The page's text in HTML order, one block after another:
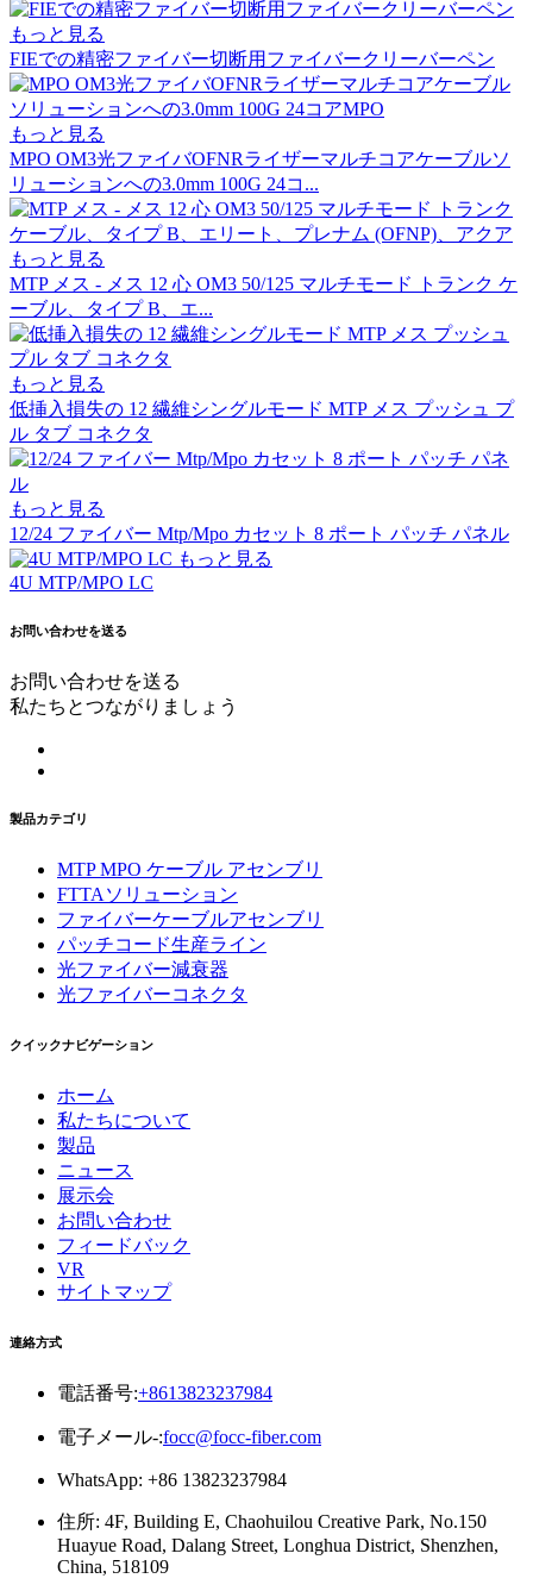
もっと見る
FIEでの精密ファイバー切断用ファイバークリーバーペン
もっと見る
MPO OM3光ファイバOFNRライザーマルチコアケーブルソ
リューションへの3.0mm 100G 24コ...
もっと見る
MTP メス - メス 12 心 OM3 50/125 マルチモード トランク ケ
ーブル、タイプ B、エ...
もっと見る
低挿入損失の 12 繊維シングルモード MTP メス プッシュ プ
ル タブ コネクタ
もっと見る
12/24 ファイバー Mtp/Mpo カセット 8 ポート パッチ パネル
もっと見る
4U MTP/MPO LC
お問い合わせを送る
お問い合わせを送る
私たちとつながりましょう
製品カテゴリ
MTP MPO ケーブル アセンブリ
FTTAソリューション
ファイバーケーブルアセンブリ
パッチコード生産ライン
光ファイバー減衰器
光ファイバーコネクタ
クイックナビゲーション
ホーム
私たちについて
製品
ニュース
展示会
お問い合わせ
フィードバック
VR
サイトマップ
連絡方式
電話番号:+8613823237984
電子メール-:focc@focc-fiber.com
WhatsApp: +86 13823237984
住所: 4F, Building E, Chaohuilou Creative Park, No.150
Huayue Road, Dalang Street, Longhua District, Shenzhen,
China, 518109